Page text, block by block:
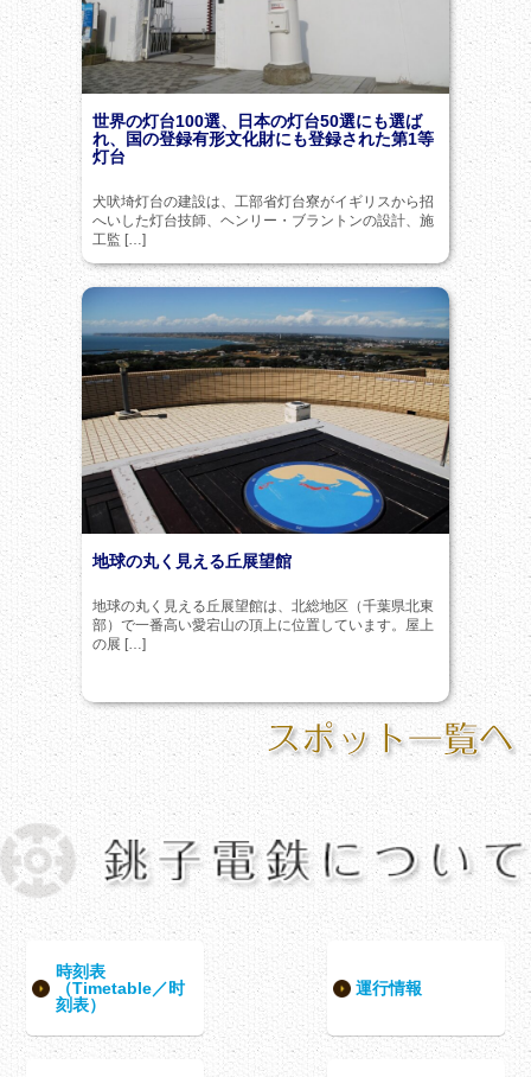
世界の灯台100選、日本の灯台50選にも選ば
れ、国の登録有形文化財にも登録された第1等
灯台
犬吠埼灯台の建設は、工部省灯台寮がイギリスから招
へいした灯台技師、ヘンリー・ブラントンの設計、施
工監 […]
地球の丸く見える丘展望館
地球の丸く見える丘展望館は、北総地区（千葉県北東
部）で一番高い愛宕山の頂上に位置しています。屋上
の展 […]
時刻表
（Timetable／时
刻表）
運行情報